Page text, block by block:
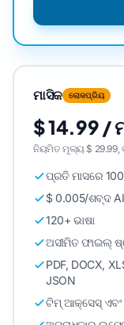
ମାସିକ ଲୋକପ୍ରିୟ
$ 14.99 /
ନିୟମିତ ମୂଲ୍ୟ $ 29.99,
ପ୍ରତି ମାସରେ
$ 0.005/ଶବ୍ଦ
120+ ଭାଷା
ଅସୀମିତ ଫାଇଲ୍
PDF, DOCX,
JSON
ଟିମ୍ ଆକ୍ସେସ୍